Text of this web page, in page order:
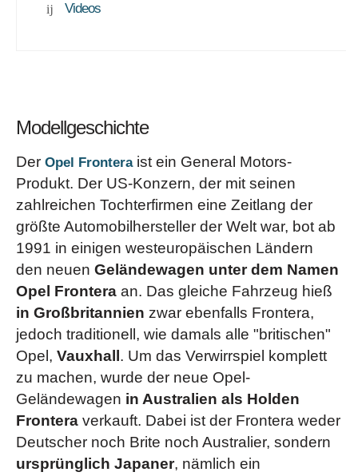
Videos
Modellgeschichte
Der Opel Fronteraist ein General Motors-
Produkt. Der US-Konzern, der mit seinen
zahlreichen Tochterfirmen eine Zeitlang der
größte Automobilhersteller der Welt war, bot ab
1991 in einigen westeuropäischen Ländern
den neuen Geländewagen unter dem Namen
Opel Frontera an. Das gleiche Fahrzeug hieß
in Großbritannien zwar ebenfalls Frontera,
jedoch traditionell, wie damals alle "britischen"
Opel, Vauxhall . Um das Verwirrspiel komplett
zu machen, wurde der neue Opel-
Geländewagen in Australien als Holden
Frontera verkauft. Dabei ist der Frontera weder
Deutscher noch Brite noch Australier, sondern
ursprünglich Japaner, nämlich ein